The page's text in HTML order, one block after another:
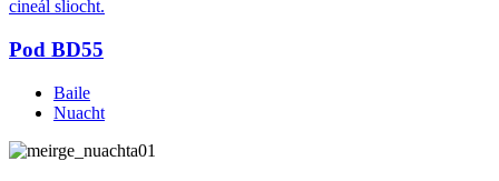
Pod BD55
Baile
Nuacht